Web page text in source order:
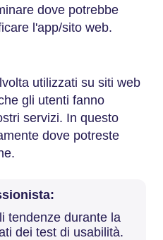
dove potrebbe
l'app/sito web.
utilizzati su siti web
gli utenti fanno
servizi. In questo
dove potreste
tendenze durante la
dei test di usabilità.